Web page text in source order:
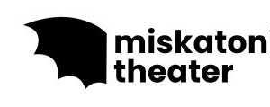
Inhalt
springen